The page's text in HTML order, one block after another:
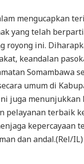
mengucapkan
yang telah
royong ini.
keandalan
Somambawa
umum di
juga menunjukkan
pelayanan terbaik
kepercayaan
dan andal.(Rel/IL)